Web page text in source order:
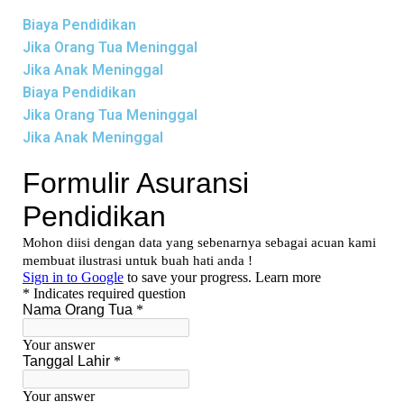
Biaya Pendidikan
Jika Orang Tua Meninggal
Jika Anak Meninggal
Biaya Pendidikan
Jika Orang Tua Meninggal
Jika Anak Meninggal